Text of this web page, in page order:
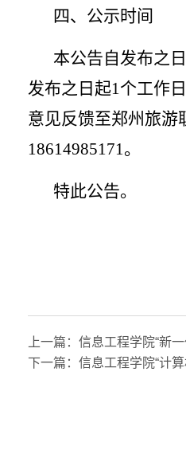
四、公示时间
本公告自发布之
发布之日起1个工作
意见反馈至郑州旅游
18614985171。
特此公告。
上一篇： 信息工程学院“新
下一篇： 信息工程学院“计